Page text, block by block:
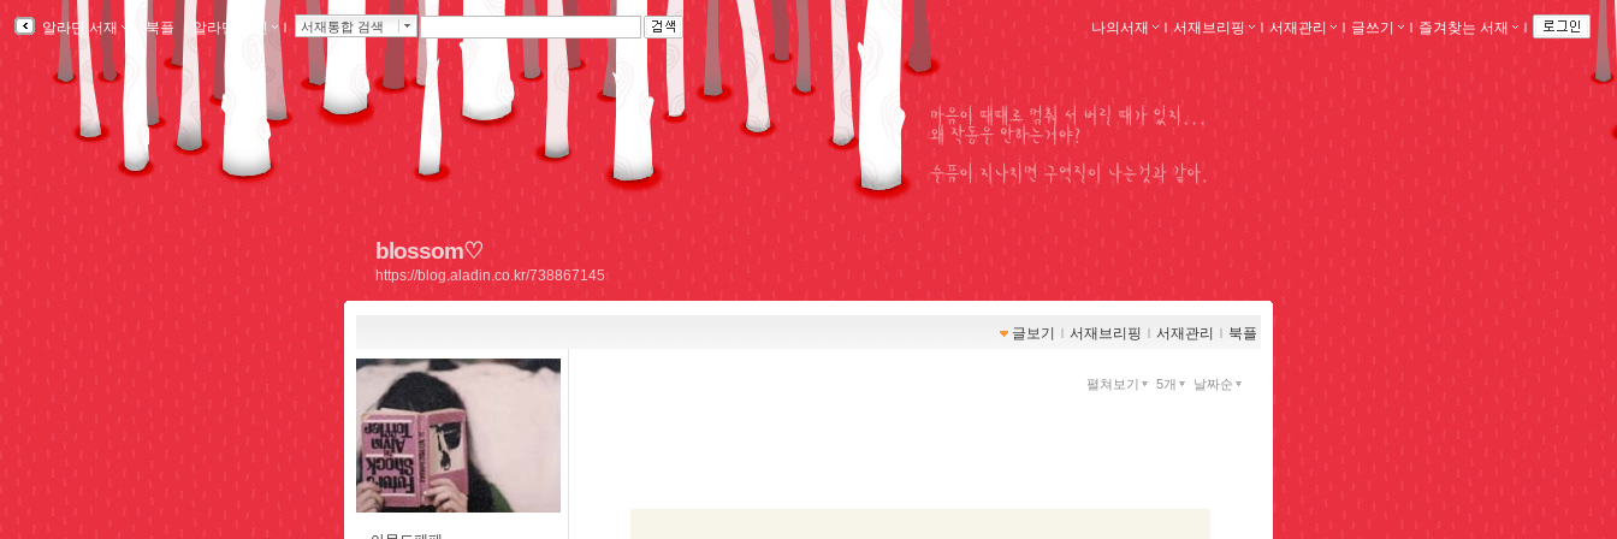
알라딘 서재 북플 ｌ 알라딘 메인 ｌ 서재통합 검색 나의서재 ｌ 서재브리핑 ｌ 서재관리 ｌ 글쓰기 ｌ 즐겨찾는 서재 ｌ
blossom♡
https://blog.aladin.co.kr/738867145
글보기 ｌ 서재브리핑 ｌ 서재관리 ｌ 북플
펼쳐보기 5개 날짜순